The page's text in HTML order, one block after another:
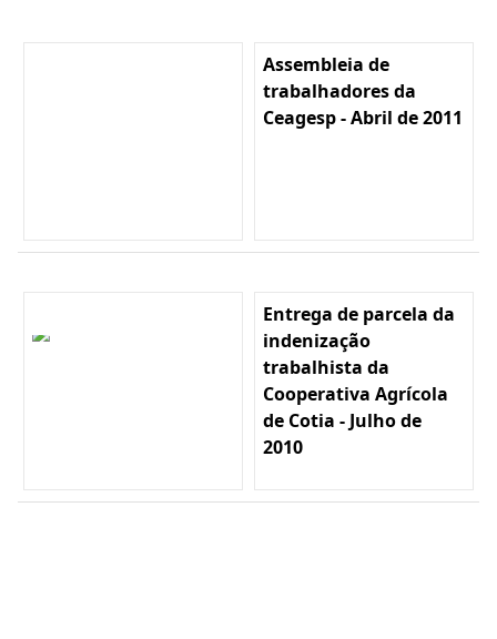
Assembleia de
trabalhadores da
Ceagesp - Abril de 2011
Entrega de parcela da
indenização
trabalhista da
Cooperativa Agrícola
de Cotia - Julho de
2010